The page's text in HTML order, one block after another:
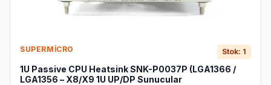
SUPERMICRO Stok: 1
1U Passive CPU Heatsink SNK-P0037P (LGA1366 /
LGA1356 – X8/X9 1U UP/DP Sunucular